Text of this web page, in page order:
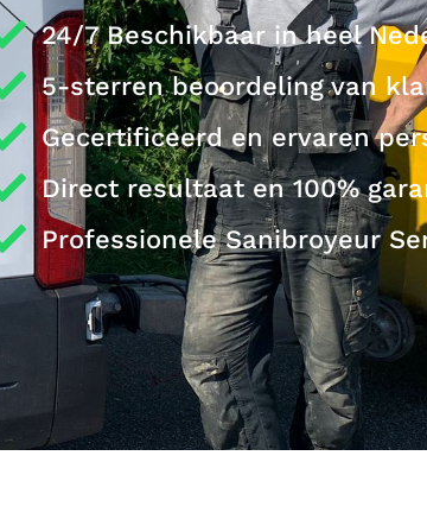
24/7 Beschikbaar in heel
5-sterren beoordeling van
Gecertificeerd en ervaren
Direct resultaat en 100%
Professionele Sanibroyeur